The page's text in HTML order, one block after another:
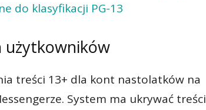
do klasyfikacji PG-13
użytkowników
treści 13+ dla kont nastolatków na
System ma ukrywać treści